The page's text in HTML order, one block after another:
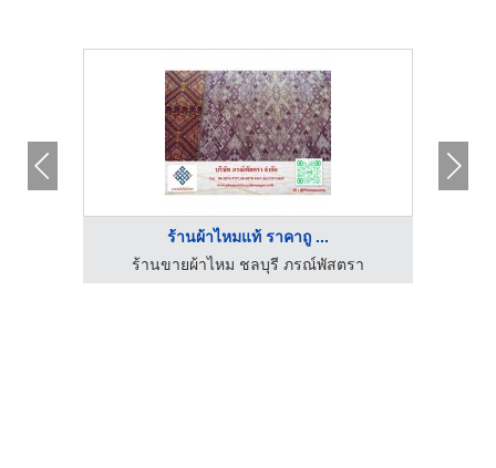
ร้านผ้าไหมแท้ ราคาถู ...
ร้านขายผ้าไหม ชลบุรี ภรณ์พัสตรา